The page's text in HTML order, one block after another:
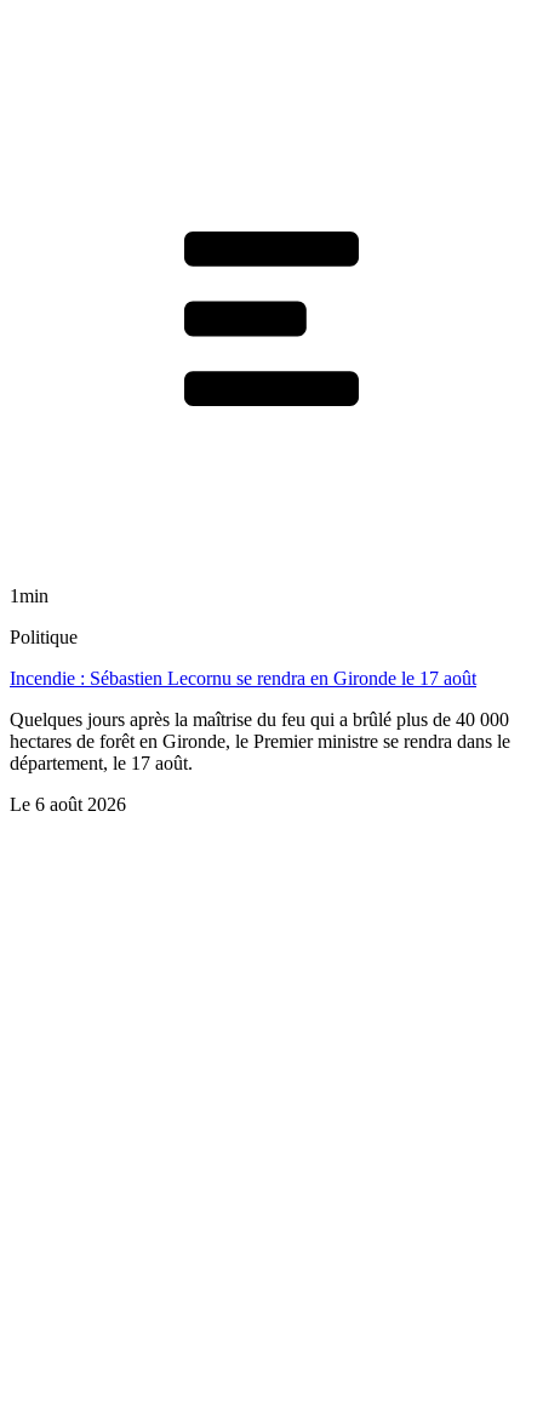
1min
Politique
Incendie : Sébastien Lecornu se rendra en Gironde le 17 août
Quelques jours après la maîtrise du feu qui a brûlé plus de 40 000
hectares de forêt en Gironde, le Premier ministre se rendra dans le
département, le 17 août.
Le 6 août 2026